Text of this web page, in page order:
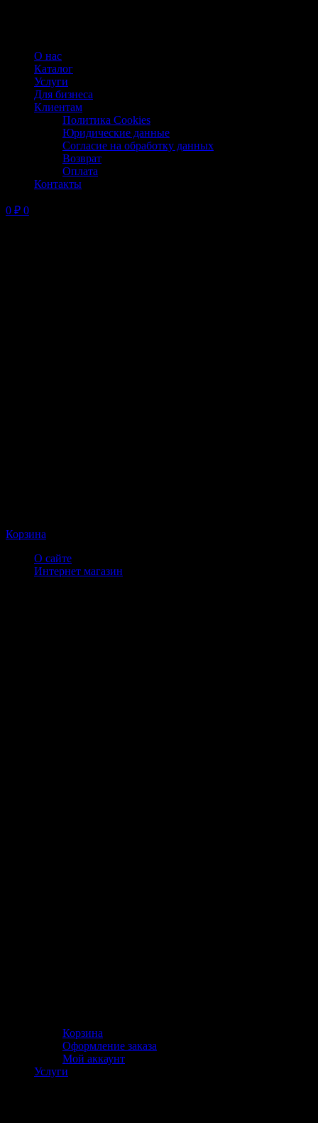
О нас
Каталог
Услуги
Для бизнеса
Клиентам
Политика Cookies
Юридические данные
Согласие на обработку данных
Возврат
Оплата
Контакты
0 ₽ 0
Корзина
О сайте
Интернет магазин
Корзина
Оформление заказа
Мой аккаунт
Услуги